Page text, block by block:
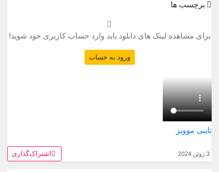
برچسب ها
برای مشاهده لینک های دانلود باید وارد حساب کاربری خود شوید!
ورود به حساب
تاینی موویز
3 ژوئن 2024 اشتراک‌گذاری